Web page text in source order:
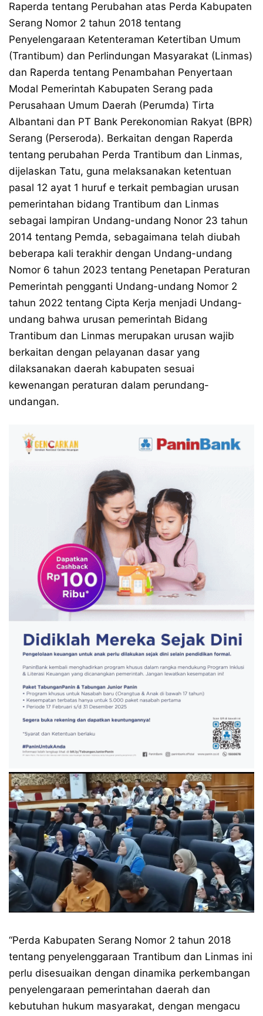
Raperda tentang Perubahan atas Perda Kabupaten
Serang Nomor 2 tahun 2018 tentang
Penyelengaraan Ketenteraman Ketertiban Umum
(Trantibum) dan Perlindungan Masyarakat (Linmas)
dan Raperda tentang Penambahan Penyertaan
Modal Pemerintah Kabupaten Serang pada
Perusahaan Umum Daerah (Perumda) Tirta
Albantani dan PT Bank Perekonomian Rakyat (BPR)
Serang (Perseroda). Berkaitan dengan Raperda
tentang perubahan Perda Trantibum dan Linmas,
dijelaskan Tatu, guna melaksanakan ketentuan
pasal 12 ayat 1 huruf e terkait pembagian urusan
pemerintahan bidang Trantibum dan Linmas
sebagai lampiran Undang-undang Nonor 23 tahun
2014 tentang Pemda, sebagaimana telah diubah
beberapa kali terakhir dengan Undang-undang
Nomor 6 tahun 2023 tentang Penetapan Peraturan
Pemerintah pengganti Undang-undang Nomor 2
tahun 2022 tentang Cipta Kerja menjadi Undang-
undang bahwa urusan pemerintah Bidang
Trantibum dan Linmas merupakan urusan wajib
berkaitan dengan pelayanan dasar yang
dilaksanakan daerah kabupaten sesuai
kewenangan peraturan dalam perundang-
undangan.
“Perda Kabupaten Serang Nomor 2 tahun 2018
tentang penyelenggaraan Trantibum dan Linmas ini
perlu disesuaikan dengan dinamika perkembangan
penyelengaraan pemerintahan daerah dan
kebutuhan hukum masyarakat, dengan mengacu